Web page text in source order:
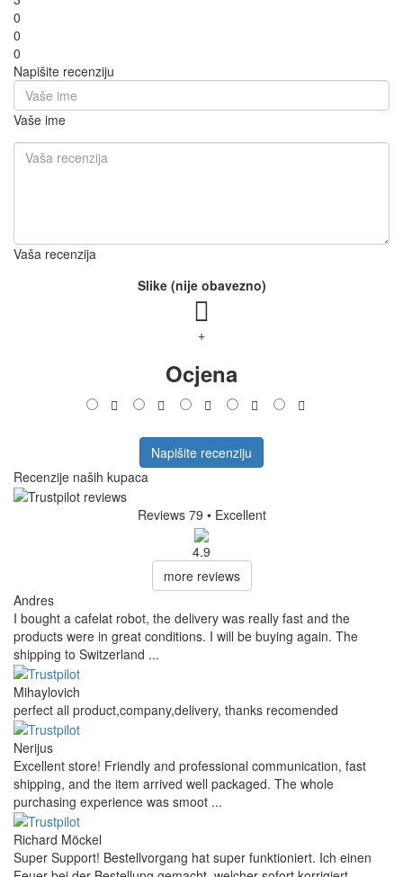
0
0
0
Napišite recenziju
Vaše ime
Vaša recenzija
Slike (nije obavezno)
+
Ocjena
Napišite recenziju
Recenzije naših kupaca
Reviews 79 • Excellent
4.9
more reviews
Andres
I bought a cafelat robot, the delivery was really fast and the
products were in great conditions. I will be buying again. The
shipping to Switzerland ...
Mihaylovich
perfect all product,company,delivery, thanks recomended
Nerijus
Excellent store! Friendly and professional communication, fast
shipping, and the item arrived well packaged. The whole
purchasing experience was smoot ...
Richard Möckel
Super Support! Bestellvorgang hat super funktioniert. Ich einen